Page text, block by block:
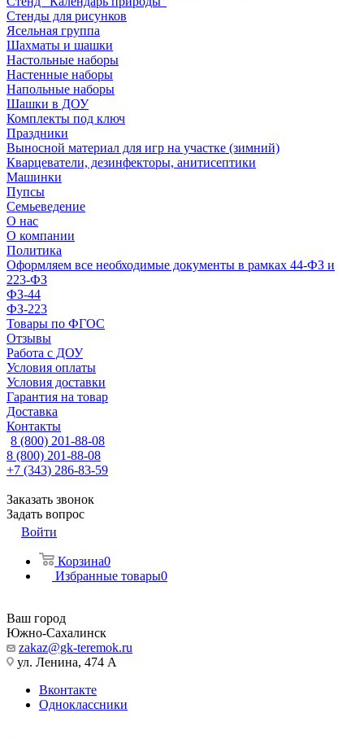
Стенды для рисунков
Ясельная группа
Шахматы и шашки
Настольные наборы
Настенные наборы
Напольные наборы
Шашки в ДОУ
Комплекты под ключ
Праздники
Выносной материал для игр на участке (зимний)
Кварцеватели, дезинфекторы, анитисептики
Машинки
Пупсы
Семьеведение
О нас
О компании
Политика
Оформляем все необходимые документы в рамках 44-ФЗ и
223-ФЗ
ФЗ-44
ФЗ-223
Товары по ФГОС
Отзывы
Работа с ДОУ
Условия оплаты
Условия доставки
Гарантия на товар
Доставка
Контакты
8 (800) 201-88-08
8 (800) 201-88-08
+7 (343) 286-83-59
Заказать звонок
Задать вопрос
Войти
Корзина0
Избранные товары0
Ваш город
Южно-Сахалинск
zakaz@gk-teremok.ru
ул. Ленина, 474 А
Вконтакте
Одноклассники